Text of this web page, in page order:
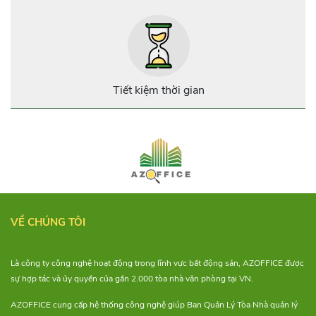
Tiết kiệm thời gian
VỀ CHÚNG TÔI
Là công ty công nghệ hoạt động trong lĩnh vực bất động sản, AZOFFICE được
sự hợp tác và ủy quyền của gần 2.000 tòa nhà văn phòng tại VN.
AZOFFICE cung cấp hệ thống công nghệ giúp Ban Quản Lý Tòa Nhà quản lý